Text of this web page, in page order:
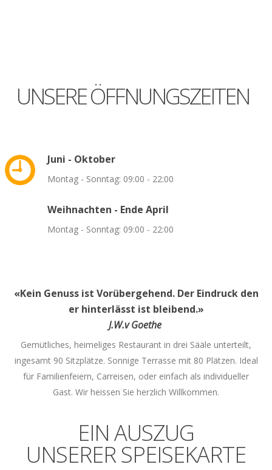
UNSEREÖFFNUNGSZEITEN
Juni - Oktober
Montag - Sonntag: 09:00 - 22:00
Weihnachten - Ende April
Montag - Sonntag: 09:00 - 22:00
«Kein Genuss ist Vorübergehend. Der Eindruck den
er hinterlässt ist bleibend.»
J.W.v Goethe
Gemütliches, heimeliges Restaurant in drei Sääle unterteilt,
ingesamt 90 Sitzplätze. Sonnige Terrasse mit 80 Plätzen. Ideal
für Familienfeiern, Carreisen, oder einfach als individueller
Gast. Wir heissen Sie herzlich Willkommen.
EIN AUSZUG
UNSERER SPEISEKARTE